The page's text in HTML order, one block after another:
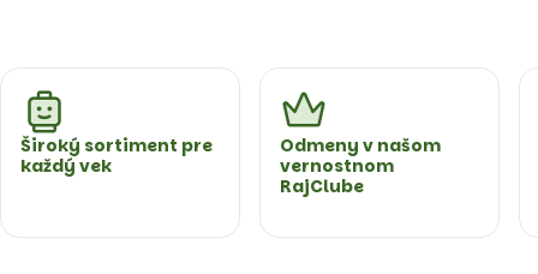
Široký sortiment pre
každý vek
Odmeny v našom
vernostnom
RajClube